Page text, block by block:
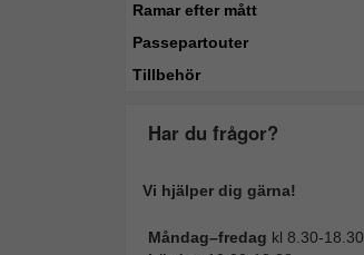
Ramar efter mått
Passepartouter
Tillbehör
Har du frågor?
Vi hjälper dig gärna!
Måndag–fredag kl 8.30-18.30